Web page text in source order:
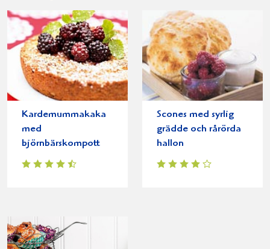
Kardemummakaka
med
björnbärskompott
Scones med syrlig
grädde och rårörda
hallon